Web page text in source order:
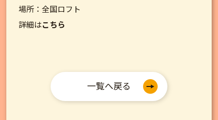
場所：全国ロフト
詳細はこちら
一覧へ戻る